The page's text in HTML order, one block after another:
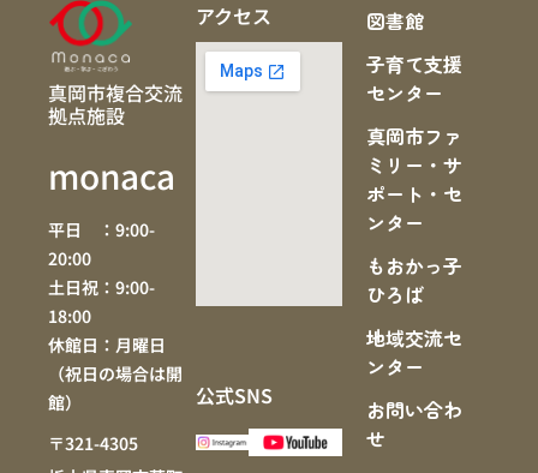
真岡市複合交流
拠点施設
monaca
平日 ：9:00-
20:00
土日祝：9:00-
18:00
休館日：月曜日
（祝日の場合は開
館）
〒321-4305
アクセス
公式SNS
図書館
子育て支援
センター
真岡市ファ
ミリー・サ
ポート・セ
ンター
もおかっ子
ひろば
地域交流セ
ンター
お問い合わ
せ